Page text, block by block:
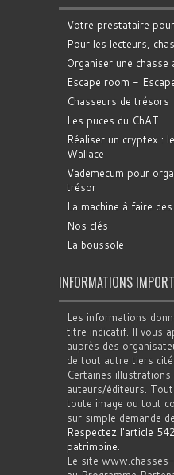
Votre prestataire
Pour les lecteurs,
Organiser une chasse
Escape room -
Chasseurs de trésors
Les puces du ChAT
Réaliser un cryptex :
Wallace
Vademecum pour
trésor
La machine à faire
Nos clés
La boussole
INFORMATIONS
Les informations
titre indicatif. Il vous
auprès des
de tout autre tiers cité.
Certaines
auteurs/éditeurs.
toute image ou tout
sur simple demande
Respectez l'article
patrimoine.
Le site